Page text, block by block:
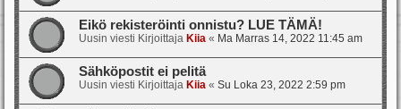
Eikö rekisteröinti onnistu? LUE TÄMÄ!
Uusin viesti Kirjoittaja Kiia « Ma Marras 14, 2022 11:45 am
Sähköpostit ei pelitä
Uusin viesti Kirjoittaja Kiia « Su Loka 23, 2022 2:59 pm